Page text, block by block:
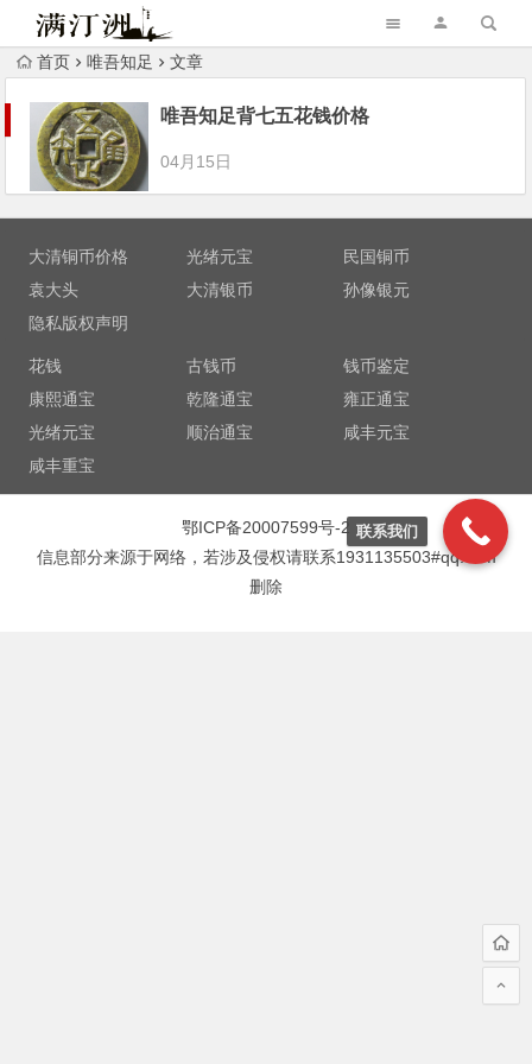
首页 唯吾知足 文章
唯吾知足背七五花钱价格
04月15日
大清铜币价格 光绪元宝
民国铜币
袁大头
大清银币
孙像银元
隐私版权声明
花钱 古钱币
钱币鉴定
康熙通宝
乾隆通宝
雍正通宝
光绪元宝
顺治通宝
咸丰元宝
咸丰重宝
鄂ICP备20007599号-2
信息部分来源于网络，若涉及侵权请联系1931135503#qq.com
删除
联系我们